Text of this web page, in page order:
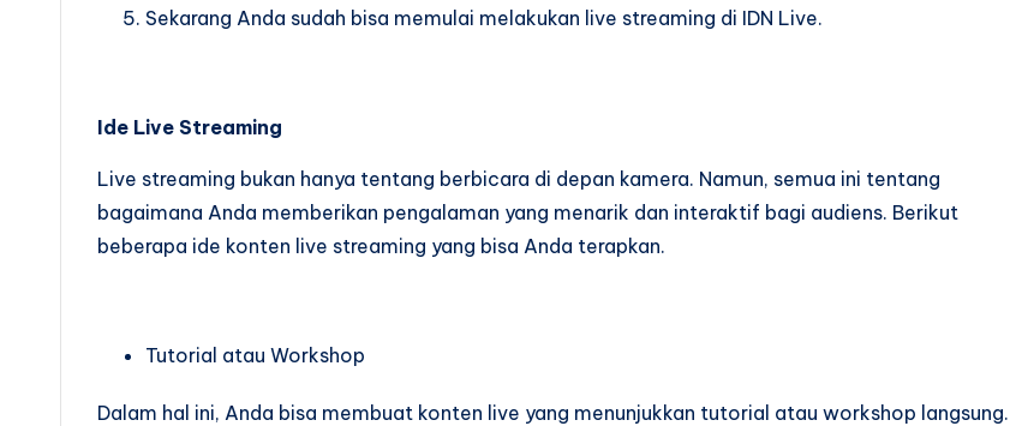
Sekarang Anda sudah bisa memulai melakukan live streaming di IDN Live.
Ide Live Streaming
Live streaming bukan hanya tentang berbicara di depan kamera. Namun, semua ini tentang
bagaimana Anda memberikan pengalaman yang menarik dan interaktif bagi audiens. Berikut
beberapa ide konten live streaming yang bisa Anda terapkan.
Tutorial atau Workshop
Dalam hal ini, Anda bisa membuat konten live yang menunjukkan tutorial atau workshop langsung.